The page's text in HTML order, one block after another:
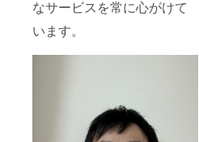
なサービスを常に心がけて
います。